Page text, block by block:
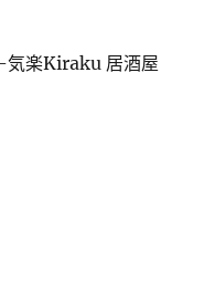
気楽Kiraku 居酒屋